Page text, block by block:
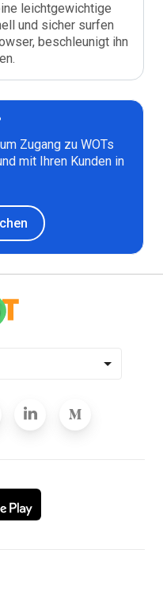
leichtgewichtige
und sicher surfen
beschleunigt ihn
Zugang zu WOTs
mit Ihren Kunden in